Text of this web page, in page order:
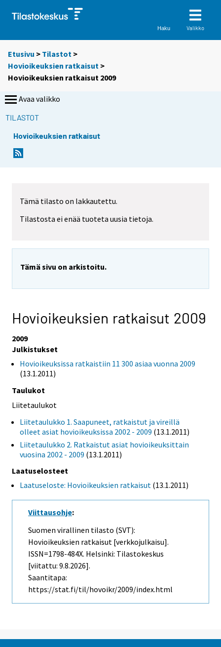
Haku Valikko
Etusivu > Tilastot >
Hovioikeuksien ratkaisut >
Hovioikeuksien ratkaisut 2009
Avaa valikko
TILASTOT
Hovioikeuksien ratkaisut
Tämä tilasto on lakkautettu.
Tilastosta ei enää tuoteta uusia tietoja.
Tämä sivu on arkistoitu.
Hovioikeuksien ratkaisut 2009
2009
Julkistukset
Hovioikeuksissa ratkaistiin 11 300 asiaa vuonna 2009
(13.1.2011)
Taulukot
Liitetaulukot
Liitetaulukko 1. Saapuneet, ratkaistut ja vireillä
olleet asiat hovioikeuksissa 2002 - 2009 (13.1.2011)
Liitetaulukko 2. Ratkaistut asiat hovioikeuksittain
vuosina 2002 - 2009 (13.1.2011)
Laatuselosteet
Laatuseloste: Hovioikeuksien ratkaisut (13.1.2011)
Viittausohje:
Suomen virallinen tilasto (SVT):
Hovioikeuksien ratkaisut [verkkojulkaisu].
ISSN=1798-484X. Helsinki: Tilastokeskus
[viitattu: 9.8.2026].
Saantitapa:
https://stat.fi/til/hovoikr/2009/index.html